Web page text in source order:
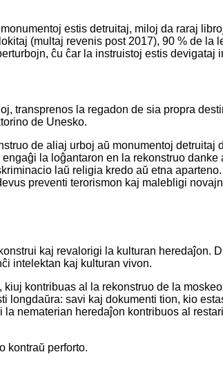
estis detruitaj, miloj da raraj
(multaj revenis post 2017), 90 % de la
ĉu ĉar la instruistoj estis devigataj
transprenos la regadon de sia propra
de Unesko.
de aliaj urboj aŭ monumentoj detruitaj
la loĝantaron en la rekonstruo danke
laŭ religia kredo aŭ etna
preventi terorismon kaj malebligi
kaj revalorigi la kulturan heredaĵon.
intelektan kaj kulturan vivon.
kontribuas al la rekonstruo de la
longdaŭra: savi kaj dokumenti tion, kio
nematerian heredaĵon kontribuos al
kontraŭ perforto.